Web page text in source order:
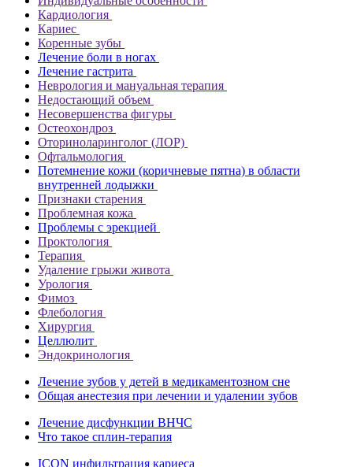
Кардиология
Кариес
Коренные зубы
Лечение боли в ногах
Лечение гастрита
Неврология и мануальная терапия
Недостающий объем
Несовершенства фигуры
Остеохондроз
Оториноларинголог (ЛОР)
Офтальмология
Потемнение кожи (коричневые пятна) в области
внутренней лодыжки
Признаки старения
Проблемная кожа
Проблемы с эрекцией
Проктология
Терапия
Удаление грыжи живота
Урология
Фимоз
Флебология
Хирургия
Целлюлит
Эндокринология
Лечение зубов у детей в медикаментозном сне
Общая анестезия при лечении и удалении зубов
Лечение дисфункции ВНЧС
Что такое сплин-терапия
ICON инфильтрация кариеса